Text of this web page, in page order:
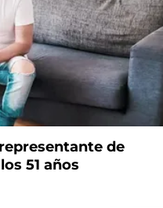
de
51 años